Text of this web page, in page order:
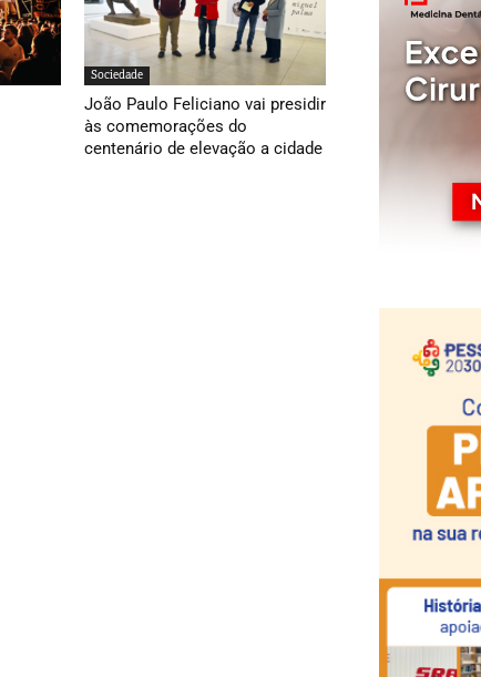
Sociedade
João Paulo Feliciano vai presidir
às comemorações do
centenário de elevação a cidade